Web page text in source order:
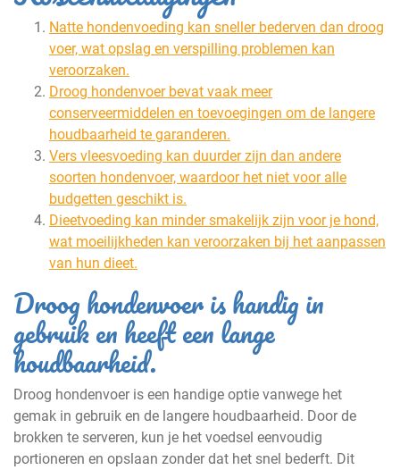
Natte hondenvoeding kan sneller bederven dan droog
voer, wat opslag en verspilling problemen kan
veroorzaken.
Droog hondenvoer bevat vaak meer
conserveermiddelen en toevoegingen om de langere
houdbaarheid te garanderen.
Vers vleesvoeding kan duurder zijn dan andere
soorten hondenvoer, waardoor het niet voor alle
budgetten geschikt is.
Dieetvoeding kan minder smakelijk zijn voor je hond,
wat moeilijkheden kan veroorzaken bij het aanpassen
van hun dieet.
Droog hondenvoer is handig in
gebruik en heeft een lange
houdbaarheid.
Droog hondenvoer is een handige optie vanwege het
gemak in gebruik en de langere houdbaarheid. Door de
brokken te serveren, kun je het voedsel eenvoudig
portioneren en opslaan zonder dat het snel bederft. Dit